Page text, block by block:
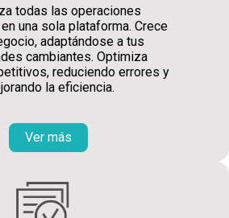
todas las operaciones
una sola plataforma. Crece
adaptándose a tus
cambiantes. Optimiza
reduciendo errores y
la eficiencia.
Ver más